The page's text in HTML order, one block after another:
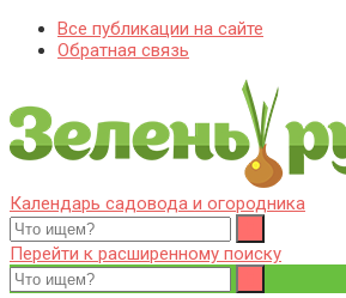
Все публикации на сайте
Обратная связь
Zelenj.ru – все про садоводство,
птицеводство
Особенности садоводства, земледелия,
птицеводства. Выращивания культур,
Уход за дачным участком, деревьями
советы дачникам и садоводам
Календарь садовода и огородника
Перейти к расширенному поиску